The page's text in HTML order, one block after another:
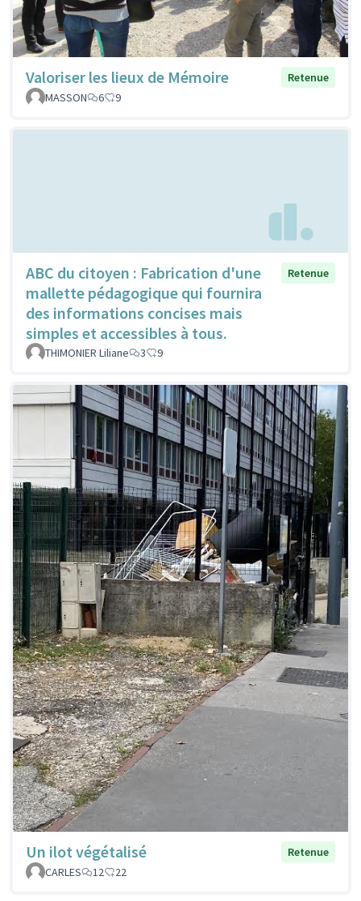
Valoriser les lieux de Mémoire
Retenue
MASSON
6 9
ABC du citoyen : Fabrication d'une
mallette pédagogique qui fournira
des informations concises mais
simples et accessibles à tous.
Retenue
THIMONIER Liliane 3 9
Un ilot végétalisé
Retenue
CARLES
12 22